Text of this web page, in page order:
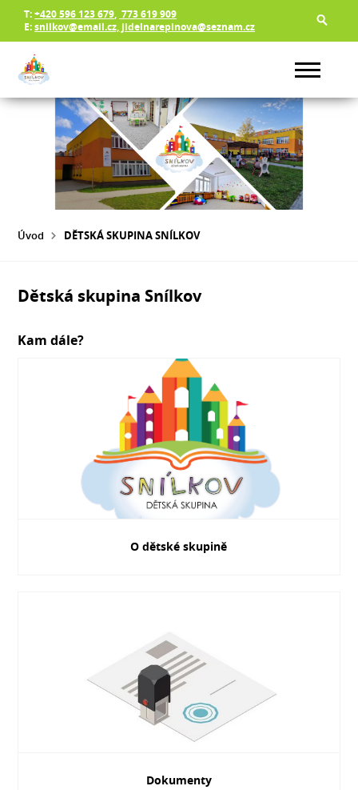
T:+420 596 123 679, 773 619 909
E:snilkov@email.cz, jidelnarepinova@seznam.cz
Úvod DĚTSKÁ SKUPINA SNÍLKOV
Dětská skupina Snílkov
Kam dále?
O dětské skupině
Dokumenty